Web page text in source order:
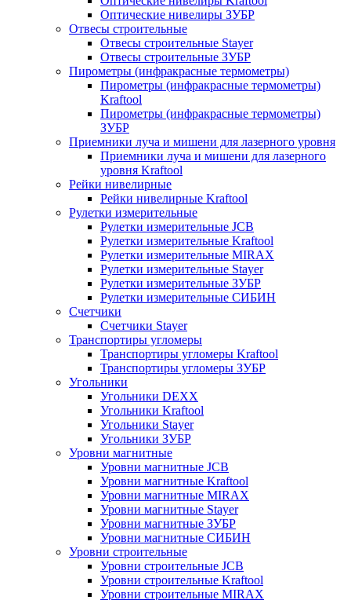
Оптические нивелиры ЗУБР
Отвесы строительные
Отвесы строительные Stayer
Отвесы строительные ЗУБР
Пирометры (инфракрасные термометры)
Пирометры (инфракрасные термометры)
Kraftool
Пирометры (инфракрасные термометры)
ЗУБР
Приемники луча и мишени для лазерного уровня
Приемники луча и мишени для лазерного
уровня Kraftool
Рейки нивелирные
Рейки нивелирные Kraftool
Рулетки измерительные
Рулетки измерительные JCB
Рулетки измерительные Kraftool
Рулетки измерительные MIRAX
Рулетки измерительные Stayer
Рулетки измерительные ЗУБР
Рулетки измерительные СИБИН
Счетчики
Счетчики Stayer
Транспортиры угломеры
Транспортиры угломеры Kraftool
Транспортиры угломеры ЗУБР
Угольники
Угольники DEXX
Угольники Kraftool
Угольники Stayer
Угольники ЗУБР
Уровни магнитные
Уровни магнитные JCB
Уровни магнитные Kraftool
Уровни магнитные MIRAX
Уровни магнитные Stayer
Уровни магнитные ЗУБР
Уровни магнитные СИБИН
Уровни строительные
Уровни строительные JCB
Уровни строительные Kraftool
Уровни строительные MIRAX